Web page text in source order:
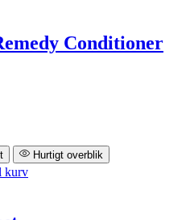
Conditioner
Hurtigt overblik
kurv